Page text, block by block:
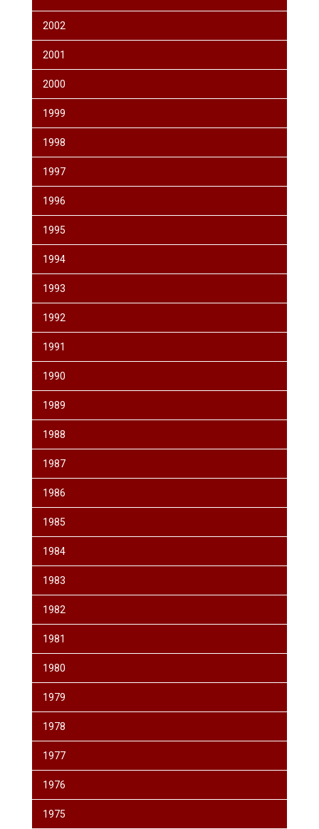
2002
2001
2000
1999
1998
1997
1996
1995
1994
1993
1992
1991
1990
1989
1988
1987
1986
1985
1984
1983
1982
1981
1980
1979
1978
1977
1976
1975